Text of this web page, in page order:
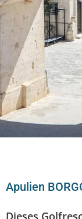
Apulien
Dieses